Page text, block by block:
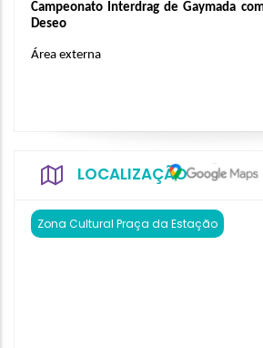
Campeonato Interdrag de Gaymada
Deseo
Área externa
LOCALIZAÇÃO
Zona Cultural Praça da Estação